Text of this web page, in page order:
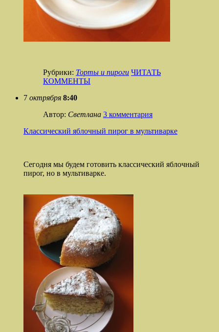
Рубрики: Торты и пироги ЧИТАТЬ
КОММЕНТЫ
7 октрября 8:40
Автор: Светлана 3 комментария
Классический яблочный пирог в мультиварке
Сегодня мы будем готовить классический яблочный
пирог, но в мультиварке.